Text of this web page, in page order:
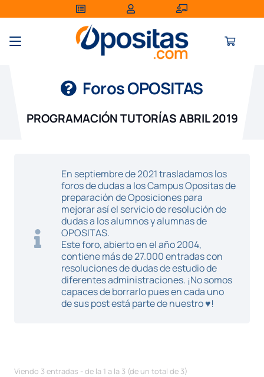
Foros OPOSITAS
PROGRAMACIÓN TUTORÍAS ABRIL 2019
En septiembre de 2021 trasladamos los
foros de dudas a los Campus Opositas de
preparación de Oposiciones para
mejorar así el servicio de resolución de
dudas a los alumnos y alumnas de
OPOSITAS.
Este foro, abierto en el año 2004,
contiene más de 27.000 entradas con
resoluciones de dudas de estudio de
diferentes administraciones. ¡No somos
capaces de borrarlo pues en cada uno
de sus post está parte de nuestro ♥!
Viendo 3 entradas - de la 1 a la 3 (de un total de 3)